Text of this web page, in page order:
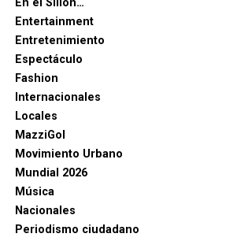
En el Sillón…
Entertainment
Entretenimiento
Espectáculo
Fashion
Internacionales
Locales
MazziGol
Movimiento Urbano
Mundial 2026
Música
Nacionales
Periodismo ciudadano